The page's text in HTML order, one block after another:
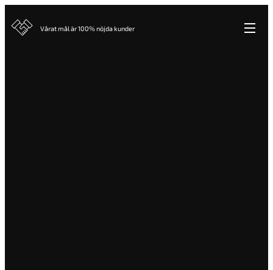
Vårat mål är 100% nöjda kunder